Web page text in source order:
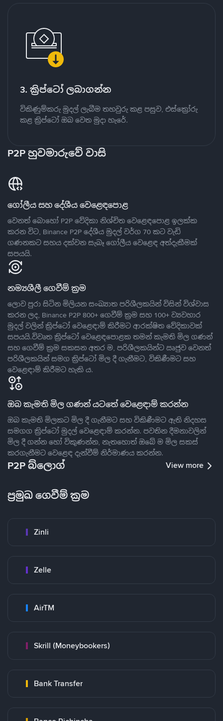
3. ක්‍රිප්ටෝ ලබාගන්න
විකිණුම්කරු මුදල් ලැබීම තහවුරු කළ පසුව, එස්ක්‍රෝරු
කළ ක්‍රිප්ටෝ ඔබ වෙත මුදා හැරේ.
P2P හුවමාරුවේ වාසි
ගෝලීය සහ දේශීය වෙළෙඳපොළ
වෙනත් බොහෝ P2P වේදිකා නිශ්චිත වෙළෙඳපොළ ඉලක්ක
කරන විට, Binance P2P දේශීය මුදල් වර්ග 70 කට වැඩි
ගණනකට සහය දක්වන සැබෑ ගෝලීය වෙළෙඳ අත්දැකීමක්
සපයයි.
නම්‍යශීලී ගෙවීම් ක්‍රම
ලොව පුරා සිටින මිලියන සංඛ්‍යාත පරිශීලකයින් විසින් විශ්වාස
කරන ලද, Binance P2P 800+ ගෙවීම් ක්‍රම සහ 100+ ව්‍යවහාර
මුදල් වලින් ක්‍රිප්ටෝ වෙළෙඳාම් කිරීමට ආරක්ෂිත වේදිකාවක්
සපයයි.විවෘත ක්‍රිප්ටෝ වෙළෙඳපොළක තමන් කැමති මිල ගණන්
සහ ගෙවීම් ක්‍රම සකසන අතර ම, පරිශීලකයින්ට ඍජුව වෙනත්
පරිශීලකයින් සමග ක්‍රිප්ටෝ මිල දී ගැනීමට, විකිණීමට සහ
වෙළෙඳාම් කිරීමට හැකි ය.
ඔබ කැමති මිල ගණන් යටතේ වෙළෙඳාම් කරන්න
ඔබ කැමති මිලකට මිල දී ගැනීමට සහ විකිණීමට ඇති නිදහස
සමගග ක්‍රිප්ටෝ මුදල් වෙළෙඳාම් කරන්න. පවතින දීමනාවලින්
මිල දී ගන්න හෝ විකුණන්න, නැතහොත් ඔබේ ම මිල සකස්
කරගැනීමට වෙළෙඳ දැන්වීම් නිර්මාණය කරන්න.
P2P බ්ලොග් View more
ප්‍රමුඛ ගෙවීම් ක්‍රම
Zinli
Zelle
AirTM
Skrill (Moneybookers)
Bank Transfer